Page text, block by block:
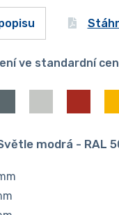
ve standardní
modrá - RAL